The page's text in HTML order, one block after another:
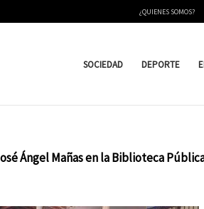
¿QUIENES SOMOS?
SOCIEDAD DEPORTE
Ángel Mañas en la Biblioteca